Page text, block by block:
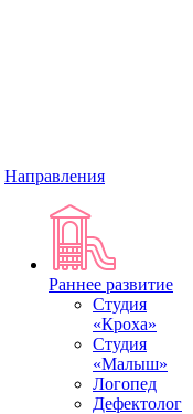
Направления
Раннее развитие
Студия
«Кроха»
Студия
«Малыш»
Логопед
Дефектолог